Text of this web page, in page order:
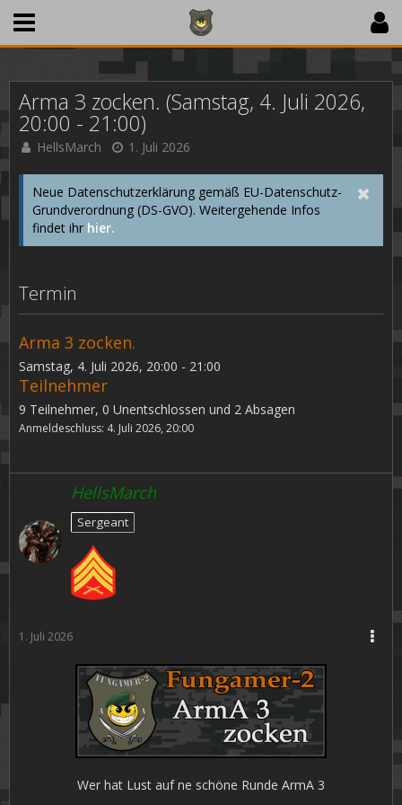
Arma 3 zocken. (Samstag, 4. Juli 2026,
20:00 - 21:00)
HellsMarch 1. Juli 2026
Neue Datenschutzerklärung gemäß EU-Datenschutz-
Grundverordnung (DS-GVO). Weitergehende Infos
findet ihr hier.
Termin
Arma 3 zocken.
Samstag, 4. Juli 2026, 20:00 - 21:00
Teilnehmer
9 Teilnehmer, 0 Unentschlossen und 2 Absagen
Anmeldeschluss: 4. Juli 2026, 20:00
HellsMarch
Sergeant
1. Juli 2026
Wer hat Lust auf ne schöne Runde ArmA 3